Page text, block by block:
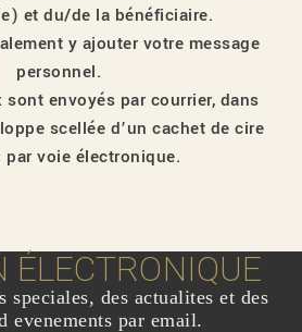
et du/de la bénéficiaire.
y ajouter votre message
personnel.
sont envoyés par courrier, dans
scellée d’un cachet de cire
par voie électronique.
ÉLECTRONIQUE
speciales, des actualites et des
evenements par email.